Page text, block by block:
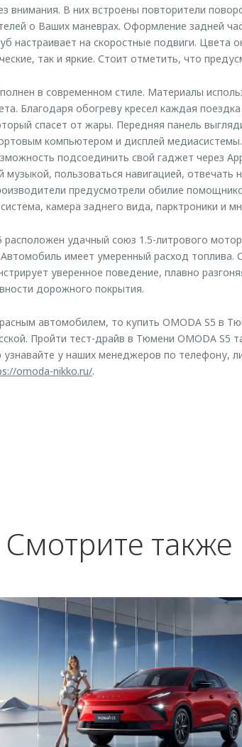
внимания. В них встроены повторители
о Ваших маневрах. Оформление задней
настраивает на скоростные подвиги. Цвета
так и яркие. Стоит отметить, что
в современном стиле. Материалы
Благодаря обогреву кресел каждая
спасет от жары. Передняя панель
компьютером и дисплей
подсоединить свой гаджет через
пользоваться навигацией, отвечать
предусмотрели обилие
камера заднего вида, парктроники и
удачный союз 1.5-литрового
имеет умеренный расход топлива.
уверенное поведение, плавно
дорожного покрытия.
автомобилем, то купить OMODA S5 в
Пройти тест-драйв в Тюмени OMODA S5
у наших менеджеров по телефону,
omoda-nikko.ru/.
Смотрите также